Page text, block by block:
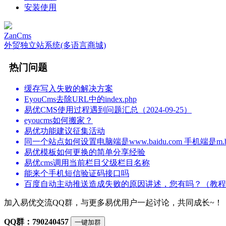
安装使用
ZanCms
外贸独立站系统(多语言商城)
热门问题
缓存写入失败的解决方案
EyouCms去除URL中的index.php
易优CMS使用过程遇到问题汇总（2024-09-25）
eyoucms如何搬家？
易优功能建议征集活动
同一个站点如何设置电脑端是www.baidu.com 手机端是
易优模板如何更换的简单分享经验
易优cms调用当前栏目父级栏目名称
能来个手机短信验证码接口吗
百度自动主动推送造成失败的原因讲述，您有吗？（教程
加入易优交流QQ群，与更多易优用户一起讨论，共同成长~！
QQ群：790240457 一键加群